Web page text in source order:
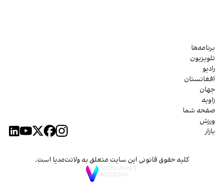
برنامه‌ها
تلویزیون
رادیو
افغانستان
جهان
زاویه
صفحه شما
ورزش
بازار
کلیه حقوق قانونی این سایت متعلق به ولانت‌مدیا است.